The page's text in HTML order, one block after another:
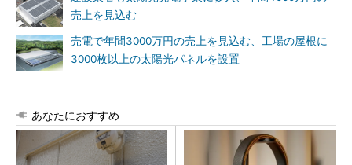
売上を見込む
売電で年間3000万円の売上を見込む、工場の屋根に
3000枚以上の太陽光パネルを設置
あなたにおすすめ